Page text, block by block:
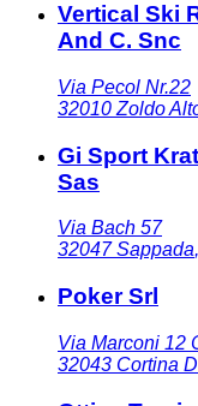
Vertical Ski
And C. Snc
Via Pecol Nr.22
32010 Zoldo
Gi Sport
Sas
Via Bach 57
32047 Sappada,
Poker Srl
Via Marconi 12
32043 Cortina